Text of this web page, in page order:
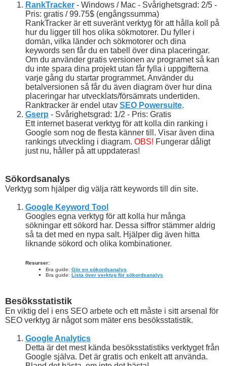
RankTracker - Windows / Mac - Svårighetsgrad: 2/5 -
Pris: gratis / 99.75$ (engångssumma)
RankTracker är ett suveränt verktyg för att hålla koll på
hur du ligger till hos olika sökmotorer. Du fyller i
domän, vilka länder och sökmotorer och dina
keywords sen får du en tabell över dina placeringar.
Om du använder gratis versionen av programet så kan
du inte spara dina projekt utan får fylla i uppgifterna
varje gång du startar programmet. Använder du
betalversionen så får du även diagram över hur dina
placeringar har utvecklats/försämrats undertiden.
Ranktracker är endel utav SEO Powersuite.
Gserp - Svårighetsgrad: 1/2 - Pris: Gratis
Ett internet baserat verktyg för att kolla din ranking i
Google som nog de flesta känner till. Visar även dina
rankings utveckling i diagram. OBS! Fungerar dåligt
just nu, håller på att uppdateras!
Sökordsanalys
Verktyg som hjälper dig välja rätt keywords till din site.
Google Keyword Tool
Googles egna verktyg för att kolla hur många
sökningar ett sökord har. Dessa siffror stämmer aldrig
så ta det med en nypa salt. Hjälper dig även hitta
liknande sökord och olika kombinationer.
Resurser:
Bra guide: Gör en sökordsanalys
Bra guide: Lista över verktyg för sökordsanalys
Besöksstatistik
En viktig del i ens SEO arbete och ett måste i sitt arsenal för
SEO verktyg är något som mäter ens besöksstatistik.
Google Analytics
Detta är det mest kända besöksstatistiks verktyget från
Google själva. Det är gratis och enkelt att använda.